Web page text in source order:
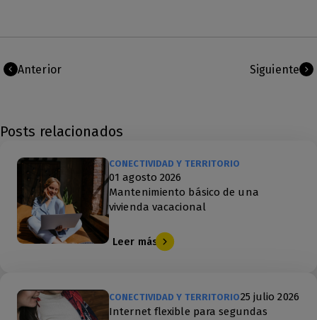
Anterior Siguiente
Posts relacionados
CONECTIVIDAD Y TERRITORIO
01 agosto 2026
Mantenimiento básico de una
vivienda vacacional
Leer más
CONECTIVIDAD Y TERRITORIO25 julio 2026
Internet flexible para segundas